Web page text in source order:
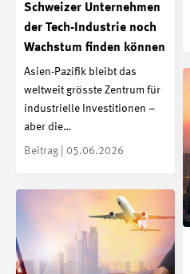
Schweizer Unternehmen
der Tech-Industrie noch
Wachstum finden können
Asien-Pazifik bleibt das
weltweit grösste Zentrum für
industrielle Investitionen –
aber die…
Beitrag | 05.06.2026